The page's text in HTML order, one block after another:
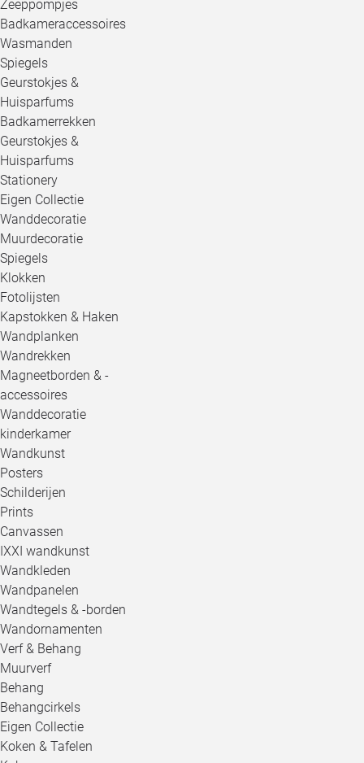
Zeeppompjes
Badkameraccessoires
Wasmanden
Spiegels
Geurstokjes &
Huisparfums
Badkamerrekken
Geurstokjes &
Huisparfums
Stationery
Eigen Collectie
Wanddecoratie
Muurdecoratie
Spiegels
Klokken
Fotolijsten
Kapstokken & Haken
Wandplanken
Wandrekken
Magneetborden & -
accessoires
Wanddecoratie
kinderkamer
Wandkunst
Posters
Schilderijen
Prints
Canvassen
IXXI wandkunst
Wandkleden
Wandpanelen
Wandtegels & -borden
Wandornamenten
Verf & Behang
Muurverf
Behang
Behangcirkels
Eigen Collectie
Koken & Tafelen